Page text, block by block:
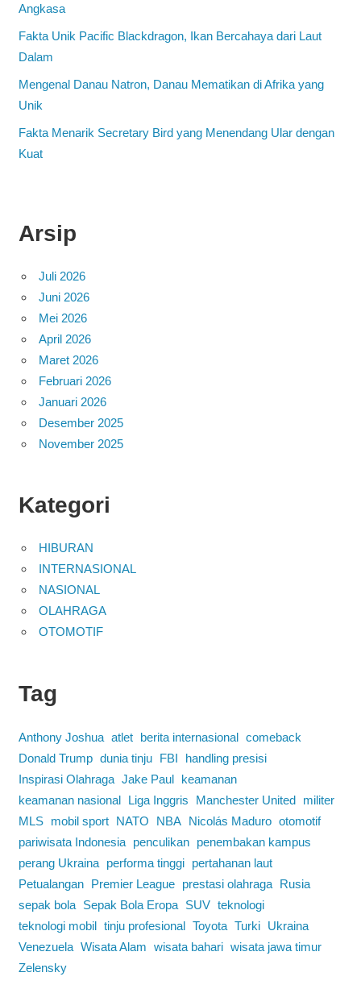
Angkasa
Fakta Unik Pacific Blackdragon, Ikan Bercahaya dari Laut
Dalam
Mengenal Danau Natron, Danau Mematikan di Afrika yang
Unik
Fakta Menarik Secretary Bird yang Menendang Ular dengan
Kuat
Arsip
Juli 2026
Juni 2026
Mei 2026
April 2026
Maret 2026
Februari 2026
Januari 2026
Desember 2025
November 2025
Kategori
HIBURAN
INTERNASIONAL
NASIONAL
OLAHRAGA
OTOMOTIF
Tag
Anthony Joshua atlet berita internasional comeback
Donald Trump dunia tinju FBI
handling presisi
Inspirasi Olahraga Jake Paul
keamanan
keamanan nasional
Liga Inggris Manchester United
militer
MLS
mobil sport NATO NBA Nicolás Maduro otomotif
pariwisata Indonesia
penculikan
penembakan kampus
perang Ukraina
performa tinggi
pertahanan laut
Petualangan
Premier League prestasi olahraga
Rusia
sepak bola
Sepak Bola Eropa SUV teknologi
teknologi mobil tinju profesional Toyota Turki
Ukraina
Venezuela Wisata Alam wisata bahari wisata jawa timur
Zelensky